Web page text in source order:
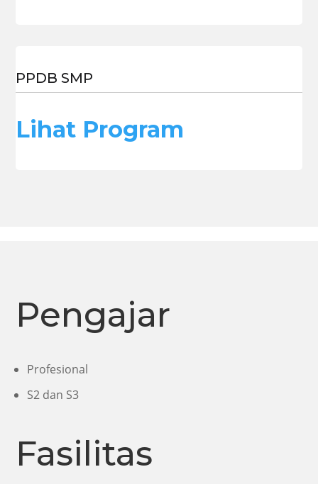
PPDB SMP
Lihat Program
Pengajar
Profesional
S2 dan S3
Fasilitas